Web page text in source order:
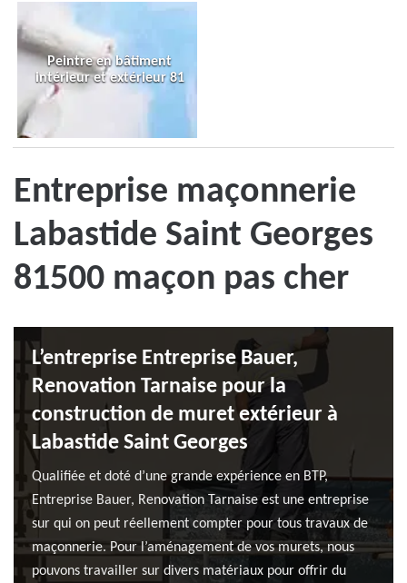
Peintre en bâtiment
intérieur et extérieur 81
Entreprise maçonnerie
Labastide Saint Georges
81500 maçon pas cher
L’entreprise Entreprise Bauer,
Renovation Tarnaise pour la
construction de muret extérieur à
Labastide Saint Georges
Qualifiée et doté d’une grande expérience en BTP,
Entreprise Bauer, Renovation Tarnaise est une entreprise
sur qui on peut réellement compter pour tous travaux de
maçonnerie. Pour l’aménagement de vos murets, nous
pouvons travailler sur divers matériaux pour offrir du